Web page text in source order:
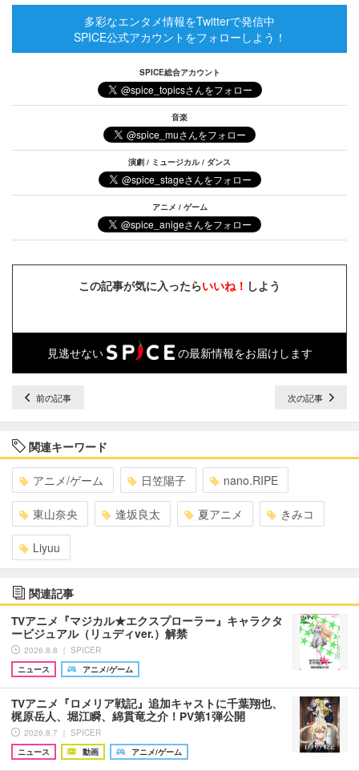
多彩なエンタメ情報をTwitterで発信中
SPICE公式アカウントをフォローしよう！
SPICE総合アカウント
音楽
演劇 / ミュージカル / ダンス
アニメ / ゲーム
この記事が気に入ったらいいね！ しよう
見逃せない の最新情報をお届けします
前の記事 次の記事
関連キーワード
アニメ/ゲーム 日笠陽子 nano.RIPE
東山奈央 逢坂良太 夏アニメ きみコ
Liyuu
関連記事
TVアニメ『マジカル★エクスプローラー』キャラクタ
ービジュアル（リュディver.）解禁
2026.8.8 ｜ SPICER
ニュース
アニメ/ゲーム
TVアニメ『ロメリア戦記』追加キャストに千葉翔也、
梶原岳人、堀江瞬、綿貫竜之介！PV第1弾公開
2026.8.7 ｜ SPICER
ニュース
動画 アニメ/ゲーム